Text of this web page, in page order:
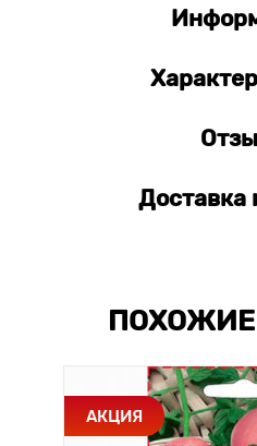
Доставка
АКЦИЯ